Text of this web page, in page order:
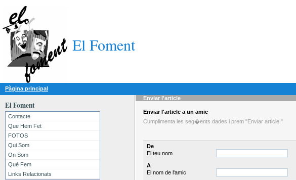
El Foment
Pàgina principal
El Foment
Contacte
Que Hem Fet
FOTOS
Qui Som
On Som
Què Fem
Links Relacionats
Enviar l'article
Enviar l'article a un amic
Cumplimenta les seg�ents dades i prem "Enviar article."
De
El teu nom
A
El nom de l'amic